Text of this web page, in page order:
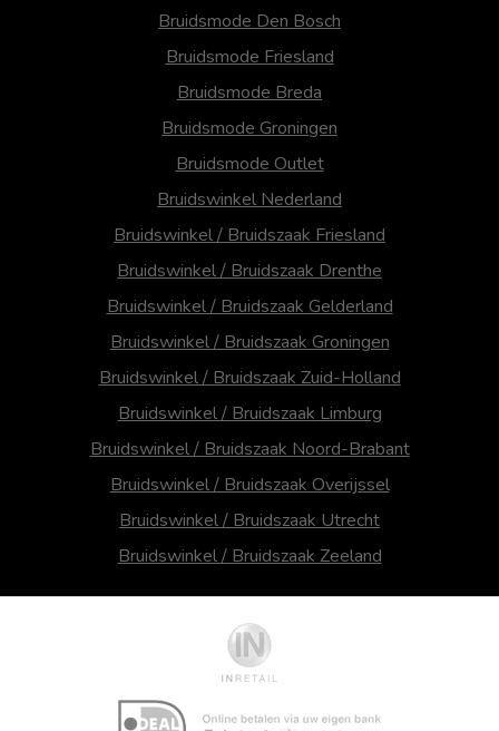
Bruidsmode Den Bosch
Bruidsmode Friesland
Bruidsmode Breda
Bruidsmode Groningen
Bruidsmode Outlet
Bruidswinkel Nederland
Bruidswinkel / Bruidszaak Friesland
Bruidswinkel / Bruidszaak Drenthe
Bruidswinkel / Bruidszaak Gelderland
Bruidswinkel / Bruidszaak Groningen
Bruidswinkel / Bruidszaak Zuid-Holland
Bruidswinkel / Bruidszaak Limburg
Bruidswinkel / Bruidszaak Noord-Brabant
Bruidswinkel / Bruidszaak Overijssel
Bruidswinkel / Bruidszaak Utrecht
Bruidswinkel / Bruidszaak Zeeland